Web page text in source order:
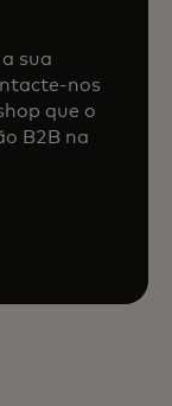
sua
que o
B2B na